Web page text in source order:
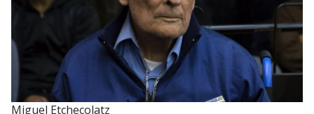
Miguel Etchecolatz